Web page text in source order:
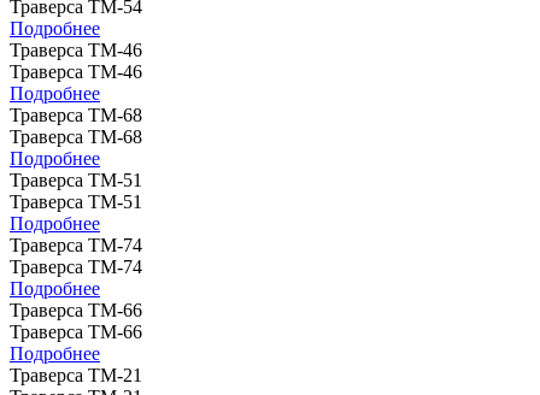
Траверса ТМ-54
Подробнее
Траверса ТМ-46
Траверса ТМ-46
Подробнее
Траверса ТМ-68
Траверса ТМ-68
Подробнее
Траверса ТМ-51
Траверса ТМ-51
Подробнее
Траверса ТМ-74
Траверса ТМ-74
Подробнее
Траверса ТМ-66
Траверса ТМ-66
Подробнее
Траверса ТМ-21